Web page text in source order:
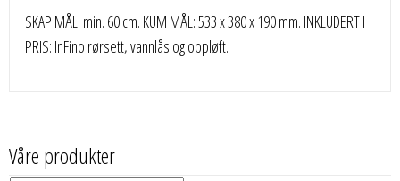
SKAP MÅL: min. 60 cm. KUM MÅL: 533 x 380 x 190 mm. INKLUDERT I
PRIS: InFino rørsett, vannlås og oppløft.
Våre produkter